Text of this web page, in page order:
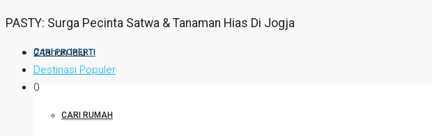
CARI PROPERTI
CARI RUMAH
PASTY: Surga Pecinta Satwa & Tanaman Hias Di Jogja
2 tahun lalu
Destinasi Populer
0